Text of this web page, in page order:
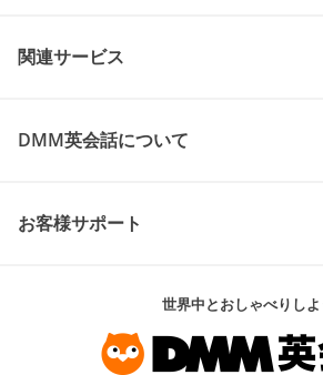
関連サービス
DMM英会話について
お客様サポート
世界中とおしゃべりしよ